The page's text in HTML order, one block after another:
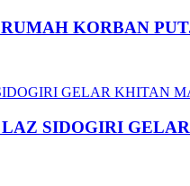
KORBAN
SIDOGIRI